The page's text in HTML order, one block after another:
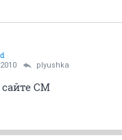
plyushka
СМ